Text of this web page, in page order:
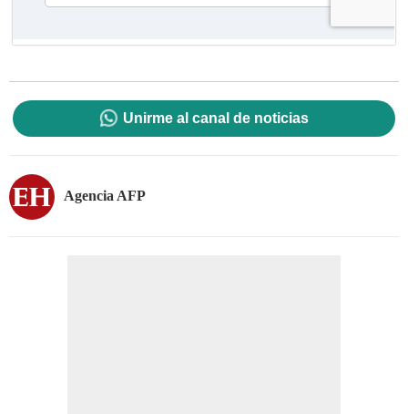
Unirme al canal de noticias
Agencia AFP